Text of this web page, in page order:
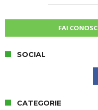
FAI
SOCIAL
CATEGORIE